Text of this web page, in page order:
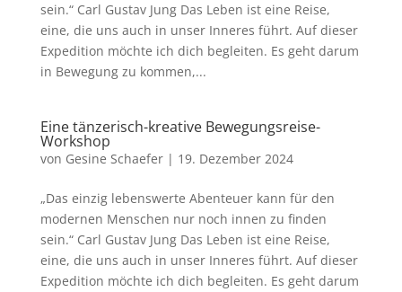
sein.“ Carl Gustav Jung Das Leben ist eine Reise,
eine, die uns auch in unser Inneres führt. Auf dieser
Expedition möchte ich dich begleiten. Es geht darum
in Bewegung zu kommen,...
Eine tänzerisch-kreative Bewegungsreise-
Workshop
von Gesine Schaefer| 19. Dezember 2024
„Das einzig lebenswerte Abenteuer kann für den
modernen Menschen nur noch innen zu finden
sein.“ Carl Gustav Jung Das Leben ist eine Reise,
eine, die uns auch in unser Inneres führt. Auf dieser
Expedition möchte ich dich begleiten. Es geht darum